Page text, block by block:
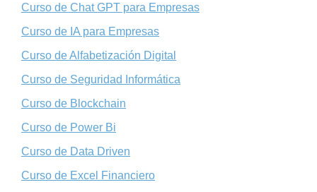
Curso de Chat GPT para Empresas
Curso de IA para Empresas
Curso de Alfabetización Digital
Curso de Seguridad Informática
Curso de Blockchain
Curso de Power Bi
Curso de Data Driven
Curso de Excel Financiero